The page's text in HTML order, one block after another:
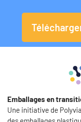
Emballages en
Une initiative de